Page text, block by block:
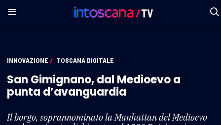
INNOVAZIONE / TOSCANA DIGITALE
San Gimignano, dal Medioevo a
punta d’avanguardia
Il borgo, soprannominato la Manhattan del Medioevo